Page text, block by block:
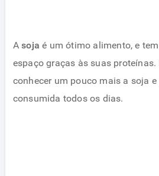
Asoja é um ótimo alimento, e
espaço graças às suas
conhecer um pouco mais a soja e
consumida todos os dias.